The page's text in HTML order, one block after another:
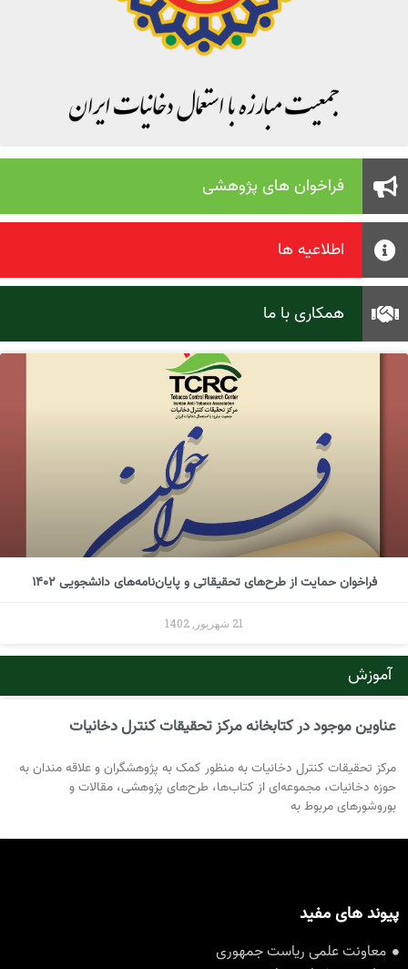
فراخوان های پژوهشی
اطلاعیه ها
همکاری با ما
فراخوان حمایت از طرح‌های تحقیقاتی و پایان‌نامه‌های دانشجویی 1402
21 شهریور, 1402
آموزش
عناوین موجود در کتابخانه مرکز تحقیقات کنترل دخانیات
مرکز تحقیقات کنترل دخانیات به منظور کمک به پژوهشگران و علاقه مندان به
حوزه دخانیات، مجموعه‌ای از کتاب‌ها، طرح‌های پژوهشی، مقالات و
بوروشورهای مربوط به
پیوند های مفید
معاونت علمی ریاست جمهوری